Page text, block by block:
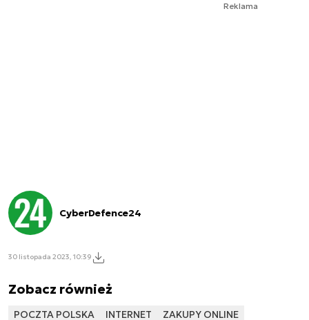
Reklama
CyberDefence24
30 listopada 2023, 10:39
Zobacz również
POCZTA POLSKA INTERNET ZAKUPY ONLINE